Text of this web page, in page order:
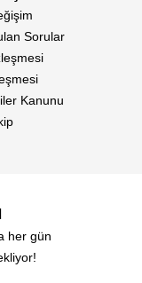
Sorular
Kanunu
her gün